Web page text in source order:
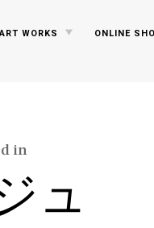
ART WORKS TOGGLE
CHILD
ONLINE
in
ュ